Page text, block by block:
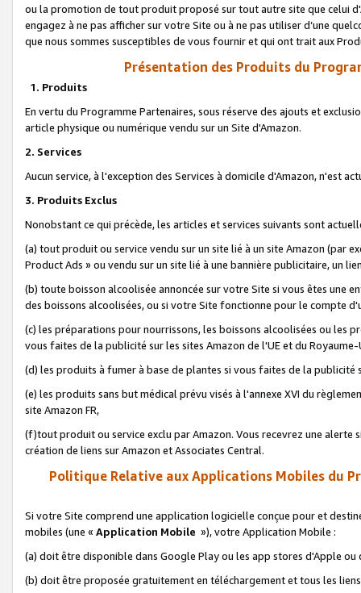
ou la promotion de tout produit proposé sur tout autre site que celui
engagez à ne pas afficher sur votre Site ou à ne pas utiliser d’une
que nous sommes susceptibles de vous fournir et qui ont trait aux
Présentation des Produits du
1. Produits
En vertu du Programme Partenaires, sous réserve des ajouts et
article physique ou numérique vendu sur un Site d'Amazon.
2. Services
Aucun service, à l'exception des Services à domicile d'Amazon, n'est
3. Produits Exclus
Nonobstant ce qui précède, les articles et services suivants sont
(a) tout produit ou service vendu sur un site lié à un site Amazon (par
Product Ads » ou vendu sur un site lié à une bannière publicitaire, un
(b) toute boisson alcoolisée annoncée sur votre Site si vous êtes une
des boissons alcoolisées, ou si votre Site fonctionne pour le compte
(c) les préparations pour nourrissons, les boissons alcoolisées ou les
vous faites de la publicité sur les sites Amazon de l'UE et du Royaume-
(d) les produits à fumer à base de plantes si vous faites de la publicité
(e) les produits sans but médical prévu visés à l'annexe XVI du
site Amazon FR,
(f)tout produit ou service exclu par Amazon. Vous recevrez une alerte
création de liens sur Amazon et Associates Central.
Politique Relative aux Applications Mobiles du
Si votre Site comprend une application logicielle conçue pour et
mobiles (une « Application Mobile »), votre Application Mobile :
(a) doit être disponible dans Google Play ou les app stores d'Apple ou
(b) doit être proposée gratuitement en téléchargement et tous les